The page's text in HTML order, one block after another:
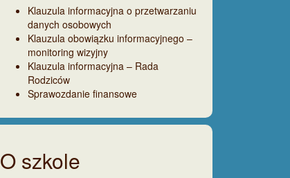
Klauzula informacyjna o przetwarzaniu
danych osobowych
Klauzula obowiązku informacyjnego –
monitoring wizyjny
Klauzula informacyjna – Rada
Rodziców
Sprawozdanie finansowe
O szkole